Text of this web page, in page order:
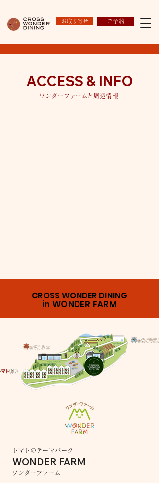
ご予約
お取り寄せ
ACCESS & INFO
ワンダーファームと 周辺情報
CROSS WONDER DINING
in WONDER FARM
トマトのテー マパーク
WONDER FARM
ワ ンダーファーム